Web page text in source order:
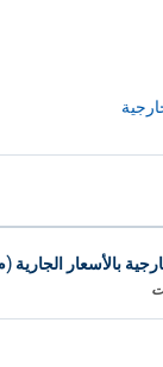
بالأسعار الجارية